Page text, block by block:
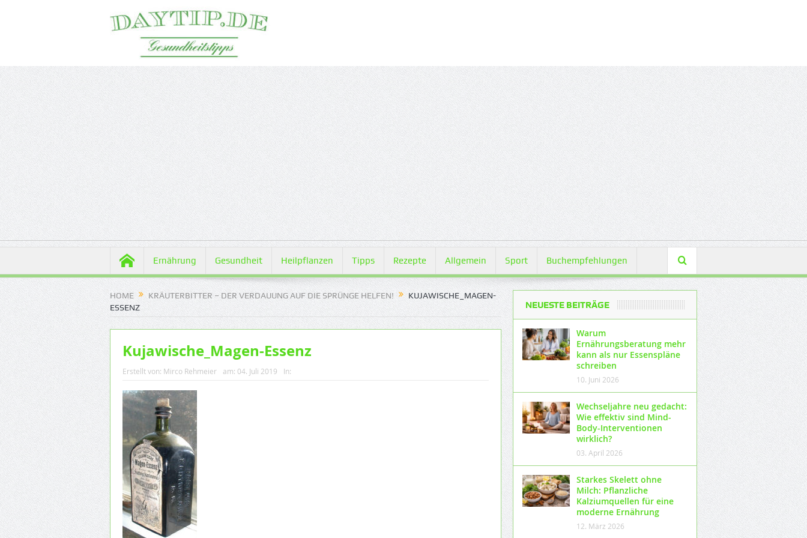
Ernährung Gesundheit Heilpflanzen Tipps Rezepte Allgemein Sport Buchempfehlungen
HOME KRÄUTERBITTER – DER VERDAUUNG AUF DIE SPRÜNGE HELFEN!
KUJAWISCHE_MAGEN-
ESSENZ
Kujawische_Magen-Essenz
Erstellt von: Mirco Rehmeier am: 04. Juli 2019 In:
NEUESTE BEITRÄGE
Warum
Ernährungsberatung mehr
kann als nur Essenspläne
schreiben
10. Juni 2026
Wechseljahre neu gedacht:
Wie effektiv sind Mind-
Body-Interventionen
wirklich?
03. April 2026
Starkes Skelett ohne
Milch: Pflanzliche
Kalziumquellen für eine
moderne Ernährung
12. März 2026